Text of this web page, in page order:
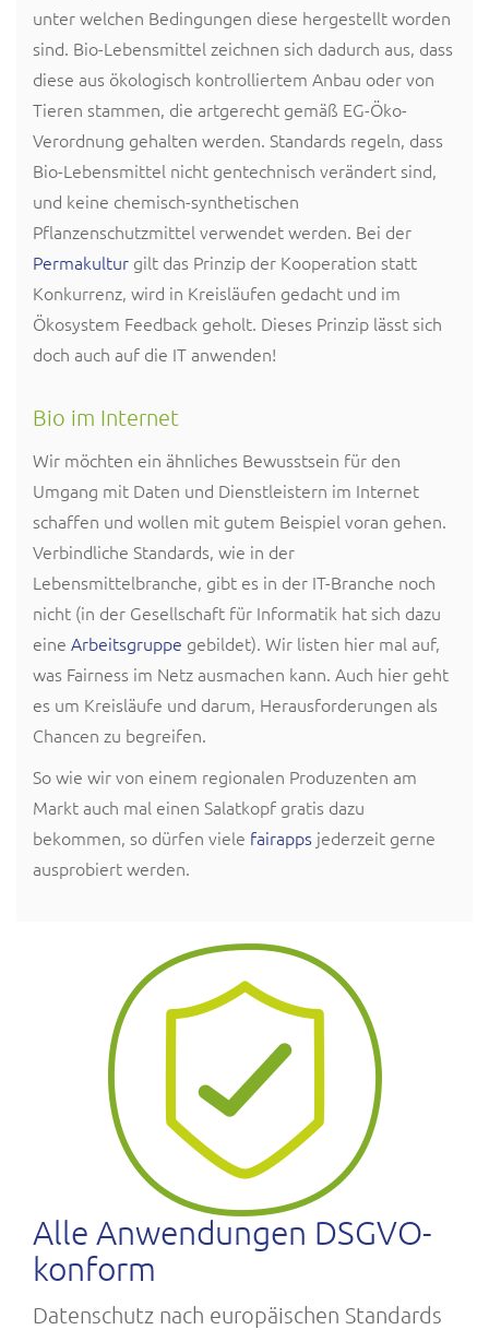
unter welchen Bedingungen diese hergestellt worden
sind. Bio-Lebensmittel zeichnen sich dadurch aus, dass
diese aus ökologisch kontrolliertem Anbau oder von
Tieren stammen, die artgerecht gemäß EG-Öko-
Verordnung gehalten werden. Standards regeln, dass
Bio-Lebensmittel nicht gentechnisch verändert sind,
und keine chemisch-synthetischen
Pflanzenschutzmittel verwendet werden. Bei der
Permakultur gilt das Prinzip der Kooperation statt
Konkurrenz, wird in Kreisläufen gedacht und im
Ökosystem Feedback geholt. Dieses Prinzip lässt sich
doch auch auf die IT anwenden!
Bio im Internet
Wir möchten ein ähnliches Bewusstsein für den
Umgang mit Daten und Dienstleistern im Internet
schaffen und wollen mit gutem Beispiel voran gehen.
Verbindliche Standards, wie in der
Lebensmittelbranche, gibt es in der IT-Branche noch
nicht (in der Gesellschaft für Informatik hat sich dazu
eine Arbeitsgruppe gebildet). Wir listen hier mal auf,
was Fairness im Netz ausmachen kann. Auch hier geht
es um Kreisläufe und darum, Herausforderungen als
Chancen zu begreifen.
So wie wir von einem regionalen Produzenten am
Markt auch mal einen Salatkopf gratis dazu
bekommen, so dürfen viele fairapps jederzeit gerne
ausprobiert werden.
Alle Anwendungen DSGVO-
konform
Datenschutz nach europäischen Standards